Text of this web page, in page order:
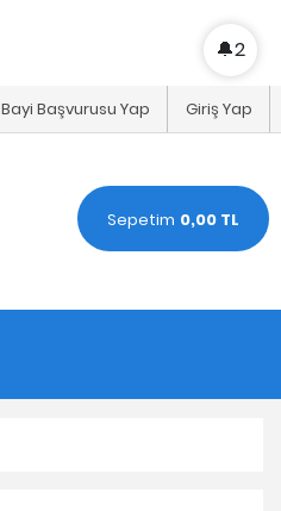
Giriş Yap
Bayi Başvurusu Yap
Sepetim 0,00 TL
🔔2